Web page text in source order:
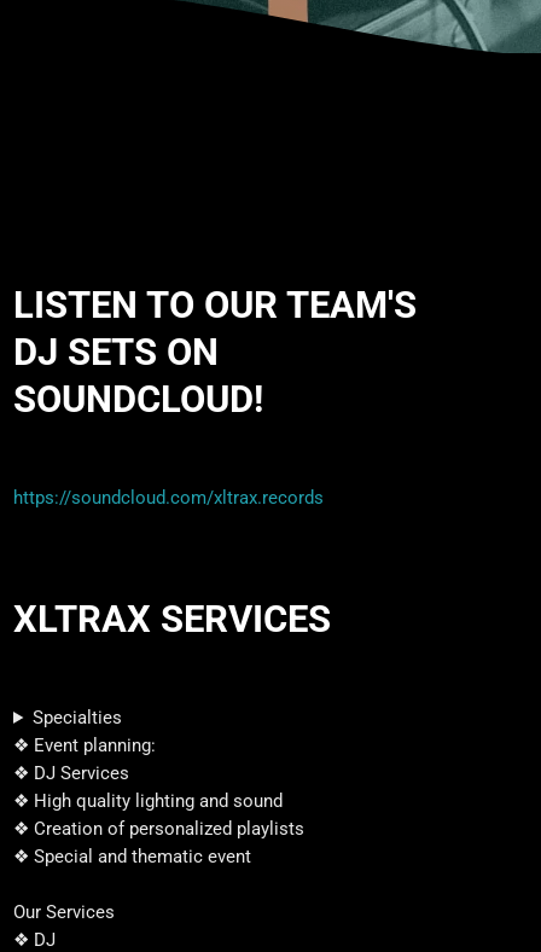
LISTEN TO OUR TEAM'S
DJ SETS ON
SOUNDCLOUD!
https://soundcloud.com/xltrax.records
XLTRAX SERVICES
Specialties
❖ Event planning:
❖ DJ Services
❖ High quality lighting and sound
❖ Creation of personalized playlists
❖ Special and thematic event
Our Services
❖ DJ